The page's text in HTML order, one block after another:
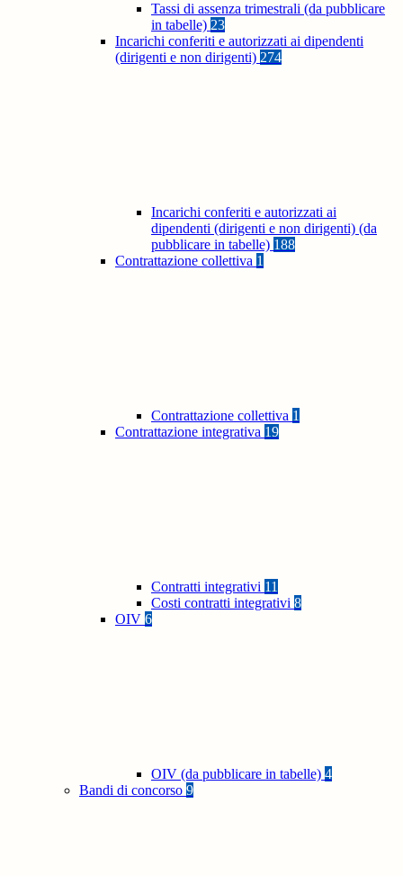
Tassi di assenza trimestrali (da pubblicare
in tabelle) 23
Incarichi conferiti e autorizzati ai dipendenti
(dirigenti e non dirigenti) 274
Incarichi conferiti e autorizzati ai
dipendenti (dirigenti e non dirigenti) (da
pubblicare in tabelle) 188
Contrattazione collettiva 1
Contrattazione collettiva 1
Contrattazione integrativa 19
Contratti integrativi 11
Costi contratti integrativi 8
OIV 6
OIV (da pubblicare in tabelle) 4
Bandi di concorso 9